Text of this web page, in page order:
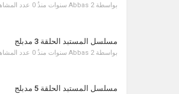
بواسطة Abbas 2 سنوات منذُ 0 عدد المشاهدات
مسلسل المستبد الحلقة 3 مدبلج
بواسطة Abbas 2 سنوات منذُ 0 عدد المشاهدات
مسلسل المستبد الحلقة 5 مدبلج